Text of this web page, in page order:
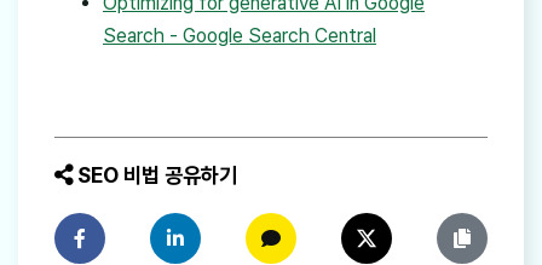
Search - Google Search Central
SEO 비법 공유하기
페이스북에 공유하기링크드인에 공유하기카카오톡에 공유하기트위터에 공유하기링크 복사